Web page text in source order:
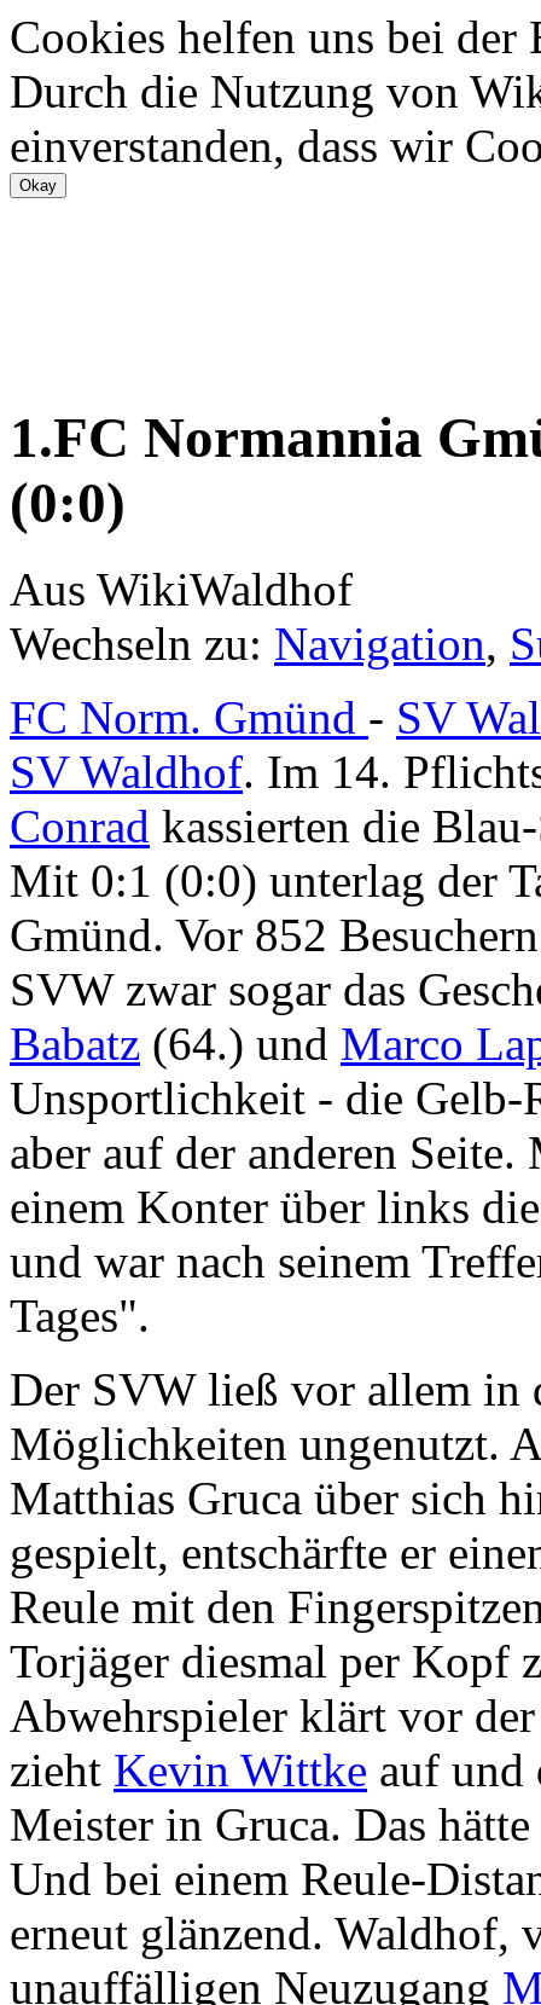
Cookies helfen uns bei
Durch die Nutzung von
einverstanden, dass wir
1.FC Normannia
(0:0)
Aus WikiWaldhof
Wechseln zu: Navigation,
FC Norm. Gmünd - SV
SV Waldhof. Im 14.
Conrad kassierten die
Mit 0:1 (0:0) unterlag der
Gmünd. Vor 852
SVW zwar sogar das
Babatz (64.) und Marco
Unsportlichkeit - die Gelb-
aber auf der anderen
einem Konter über links
und war nach seinem
Tages".
Der SVW ließ vor allem in
Möglichkeiten ungenutzt.
Matthias Gruca über sich
gespielt, entschärfte er
Reule mit den
Torjäger diesmal per Kopf
Abwehrspieler klärt vor
zieht Kevin Wittke auf und
Meister in Gruca. Das
Und bei einem Reule-
erneut glänzend. Waldhof,
unauffälligen Neuzugang